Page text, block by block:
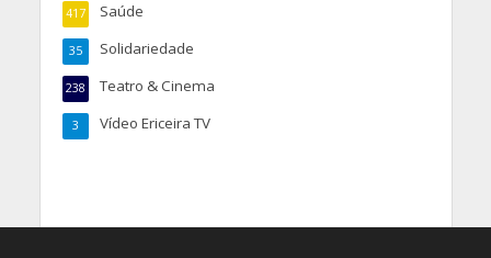
Saúde
417
Solidariedade
35
Teatro & Cinema
238
Vídeo Ericeira TV
3